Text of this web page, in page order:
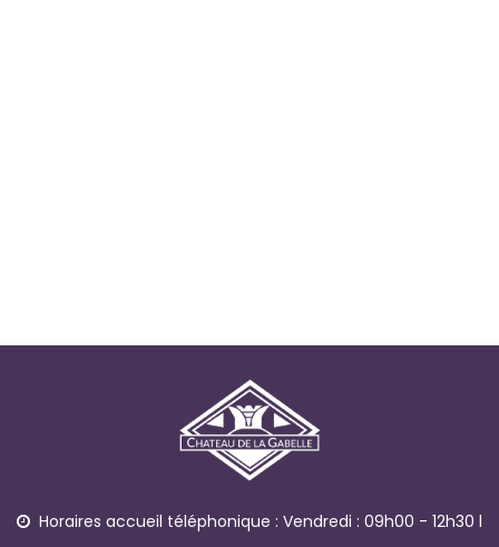
Horaires accueil téléphonique : Vendredi : 09h00 - 12h30 l